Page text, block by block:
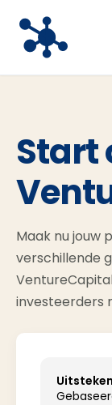
Start
Maak nu jouw
verschillende
investeerders